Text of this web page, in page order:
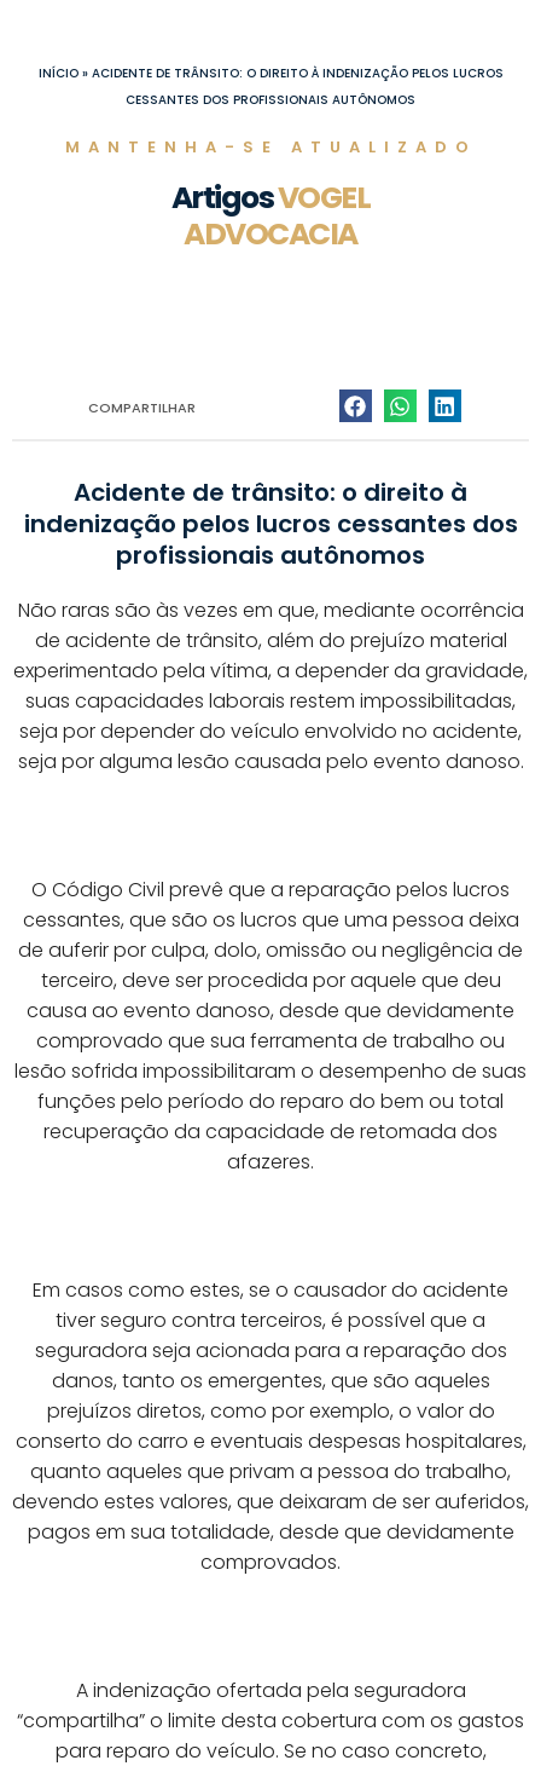
INÍCIO» ACIDENTE DE TRÂNSITO: O DIREITO À INDENIZAÇÃO PELOS LUCROS
CESSANTES DOS PROFISSIONAIS AUTÔNOMOS
MANTENHA-SE ATUALIZADO
ArtigosVOGEL
ADVOCACIA
COMPARTILHAR
Acidente de trânsito: o direito à
indenização pelos lucros cessantes dos
profissionais autônomos
Não raras são às vezes em que, mediante ocorrência
de acidente de trânsito, além do prejuízo material
experimentado pela vítima, a depender da gravidade,
suas capacidades laborais restem impossibilitadas,
seja por depender do veículo envolvido no acidente,
seja por alguma lesão causada pelo evento danoso.
O Código Civil prevê que a reparação pelos lucros
cessantes, que são os lucros que uma pessoa deixa
de auferir por culpa, dolo, omissão ou negligência de
terceiro, deve ser procedida por aquele que deu
causa ao evento danoso, desde que devidamente
comprovado que sua ferramenta de trabalho ou
lesão sofrida impossibilitaram o desempenho de suas
funções pelo período do reparo do bem ou total
recuperação da capacidade de retomada dos
afazeres.
Em casos como estes, se o causador do acidente
tiver seguro contra terceiros, é possível que a
seguradora seja acionada para a reparação dos
danos, tanto os emergentes, que são aqueles
prejuízos diretos, como por exemplo, o valor do
conserto do carro e eventuais despesas hospitalares,
quanto aqueles que privam a pessoa do trabalho,
devendo estes valores, que deixaram de ser auferidos,
pagos em sua totalidade, desde que devidamente
comprovados.
A indenização ofertada pela seguradora
“compartilha” o limite desta cobertura com os gastos
para reparo do veículo. Se no caso concreto,